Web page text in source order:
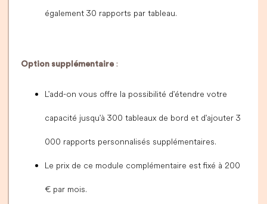
également 30 rapports par tableau.
Option supplémentaire:
L'add-on vous offre la possibilité d'étendre votre
capacité jusqu'à 300 tableaux de bord et d'ajouter 3
000 rapports personnalisés supplémentaires.
Le prix de ce module complémentaire est fixé à 200
€ par mois.